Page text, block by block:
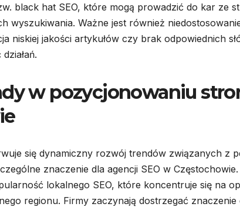
black hat SEO, które mogą prowadzić do kar ze
wyszukiwania. Ważne jest również
niskiej jakości artykułów czy brak odpowiednich
w pozycjonowaniu
się dynamiczny rozwój trendów związanych z
znaczenie dla agencji SEO w
lokalnego SEO, które koncentruje się na
regionu. Firmy zaczynają dostrzegać